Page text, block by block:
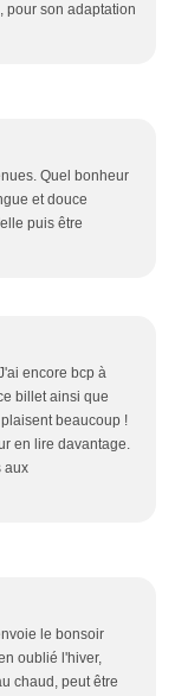
pour son adaptation
Quel bonheur
et douce
puis être
encore bcp à
billet ainsi que
beaucoup !
en lire davantage.
aux
le bonsoir
oublié l'hiver,
chaud, peut être